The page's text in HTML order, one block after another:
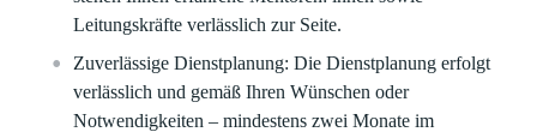
Leitungskräfte verlässlich zur Seite.
Zuverlässige Dienstplanung: Die Dienstplanung erfolgt
verlässlich und gemäß Ihren Wünschen oder
Notwendigkeiten – mindestens zwei Monate im